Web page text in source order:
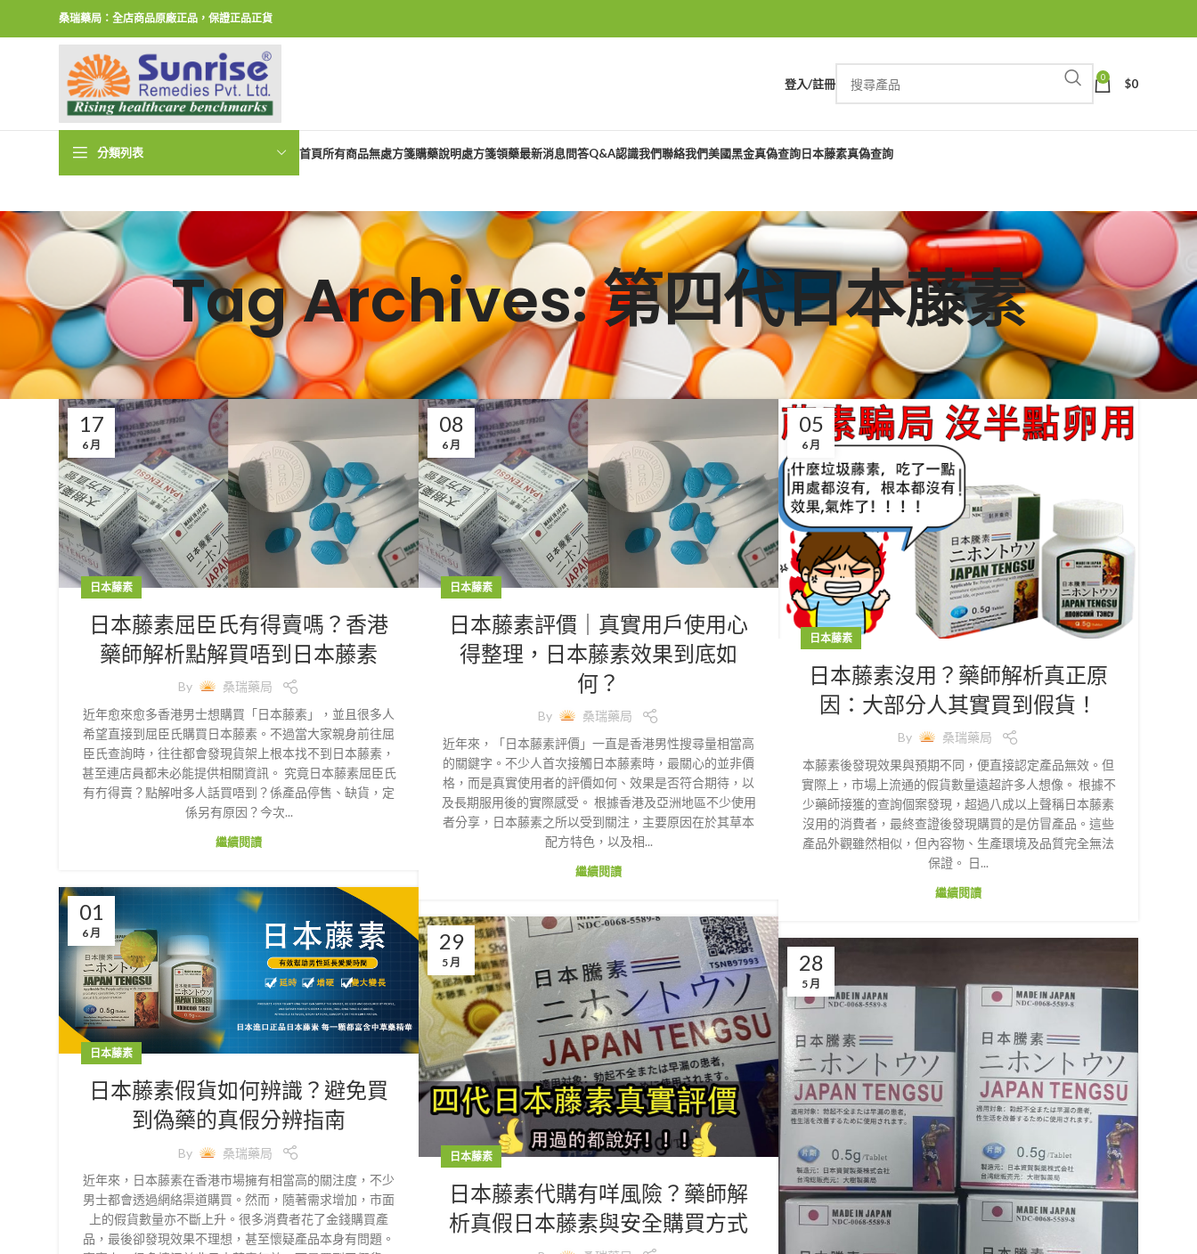
桑瑞藥局：全店商品原廠正品，保證正品正貨
登入/註冊 0 $0
分類列表 首頁所有商品無處方箋購藥說明處方箋領藥最新消息問答Q&A認識我們聯絡我們美國黑金真偽查詢日本藤素真偽查詢
Tag Archives: 第四代日本藤素
17
6 月
日本藤素
日本藤素屈臣氏有得賣嗎？香港
藥師解析點解買唔到日本藤素
By
桑瑞藥局
近年愈來愈多香港男士想購買「日本藤素」，並且很多人
希望直接到屈臣氏購買日本藤素。不過當大家親身前往屈
臣氏查詢時，往往都會發現貨架上根本找不到日本藤素，
甚至連店員都未必能提供相關資訊。 究竟日本藤素屈臣氏
有冇得賣？點解咁多人話買唔到？係產品停售、缺貨，定
係另有原因？今次...
繼續閱讀
08
6 月
日本藤素
日本藤素評價｜真實用戶使用心
得整理，日本藤素效果到底如
何？
By
桑瑞藥局
近年來，「日本藤素評價」一直是香港男性搜尋量相當高
的關鍵字。不少人首次接觸日本藤素時，最關心的並非價
格，而是真實使用者的評價如何、效果是否符合期待，以
及長期服用後的實際感受。 根據香港及亞洲地區不少使用
者分享，日本藤素之所以受到關注，主要原因在於其草本
配方特色，以及相...
繼續閱讀
05
6 月
日本藤素
日本藤素沒用？藥師解析真正原
因：大部分人其實買到假貨！
By
桑瑞藥局
本藤素後發現效果與預期不同，便直接認定產品無效。但
實際上，市場上流通的假貨數量遠超許多人想像。 根據不
少藥師接獲的查詢個案發現，超過八成以上聲稱日本藤素
沒用的消費者，最終查證後發現購買的是仿冒產品。這些
產品外觀雖然相似，但內容物、生產環境及品質完全無法
保證。 日...
繼續閱讀
01
6 月
日本藤素
日本藤素假貨如何辨識？避免買
到偽藥的真假分辨指南
By
桑瑞藥局
近年來，日本藤素在香港市場擁有相當高的關注度，不少
男士都會透過網絡渠道購買。然而，隨著需求增加，市面
上的假貨數量亦不斷上升。很多消費者花了金錢購買產
品，最後卻發現效果不理想，甚至懷疑產品本身有問題。
29
5 月
日本藤素
日本藤素代購有咩風險？藥師解
析真假日本藤素與安全購買方式
28
5 月